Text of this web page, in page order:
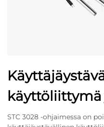
STC 3028 -ohjaimessa on